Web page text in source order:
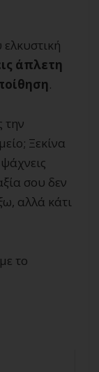
άπλετη
.
την
Ξεκίνα
σου δεν
αλλά κάτι
το